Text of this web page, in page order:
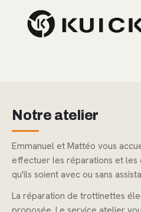
Notre atelier
Emmanuel et Mattéo vous
effectuer les réparations et les
qu'ils soient avec ou sans
La réparation de trottinettes